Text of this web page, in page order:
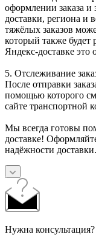
оформлении заказа и
доставки, региона и
тяжёлых заказов
который также будет
Яндекс-доставке это
5. Отслеживание
После отправки
помощью которого
сайте транспортной
Мы всегда готовы
доставке!
надёжности доставки.
Нужна консультация?